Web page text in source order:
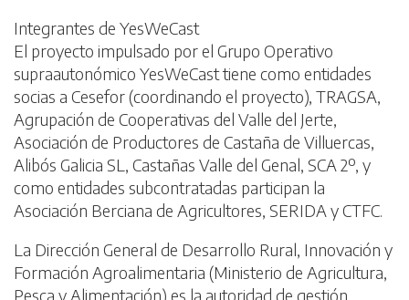
Integrantes de YesWeCast
El proyecto impulsado por el Grupo Operativo
supraautonómico YesWeCast tiene como entidades
socias a Cesefor (coordinando el proyecto), TRAGSA,
Agrupación de Cooperativas del Valle del Jerte,
Asociación de Productores de Castaña de Villuercas,
Alibós Galicia SL, Castañas Valle del Genal, SCA 2º, y
como entidades subcontratadas participan la
Asociación Berciana de Agricultores, SERIDA y CTFC.
La Dirección General de Desarrollo Rural, Innovación y
Formación Agroalimentaria (Ministerio de Agricultura,
Pesca y Alimentación) es la autoridad de gestión